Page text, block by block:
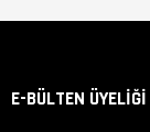
E-BÜLTEN ÜYELİĞİ